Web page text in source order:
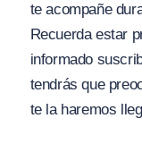
te acompañe
Recuerda estar
informado
tendrás que
te la haremos